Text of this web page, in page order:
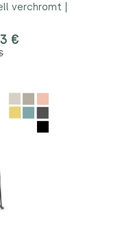
verchromt |
€